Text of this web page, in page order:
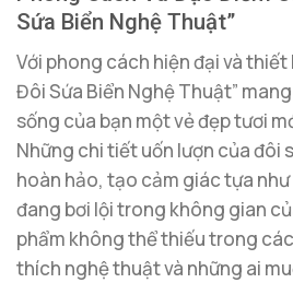
Sứa Biển Nghệ Thuật”
Với phong cách hiện đại và
Đôi Sứa Biển Nghệ Thuật”
sống của bạn một vẻ đẹp tươi
Những chi tiết uốn lượn của đôi
hoàn hảo, tạo cảm giác tựa
đang bơi lội trong không gian
phẩm không thể thiếu trong
thích nghệ thuật và những ai